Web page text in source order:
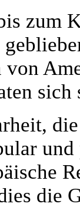
zum
von
sich
die